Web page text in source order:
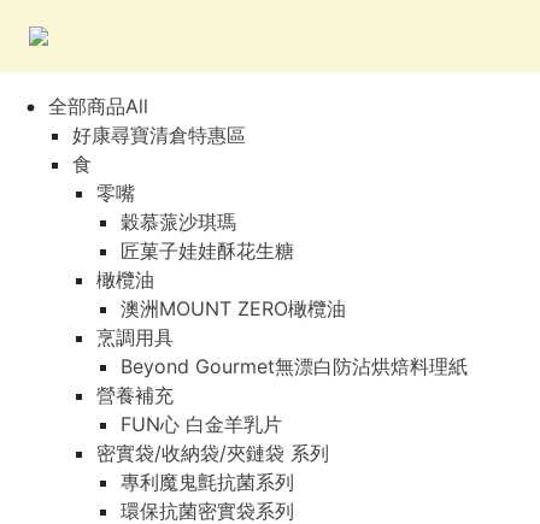
全部商品All
好康尋寶清倉特惠區
食
零嘴
穀慕蒎沙琪瑪
匠菓子娃娃酥花生糖
橄欖油
澳洲MOUNT ZERO橄欖油
烹調用具
Beyond Gourmet無漂白防沾烘焙料理紙
營養補充
FUN心 白金羊乳片
密實袋/收納袋/夾鏈袋 系列
專利魔鬼氈抗菌系列
環保抗菌密實袋系列